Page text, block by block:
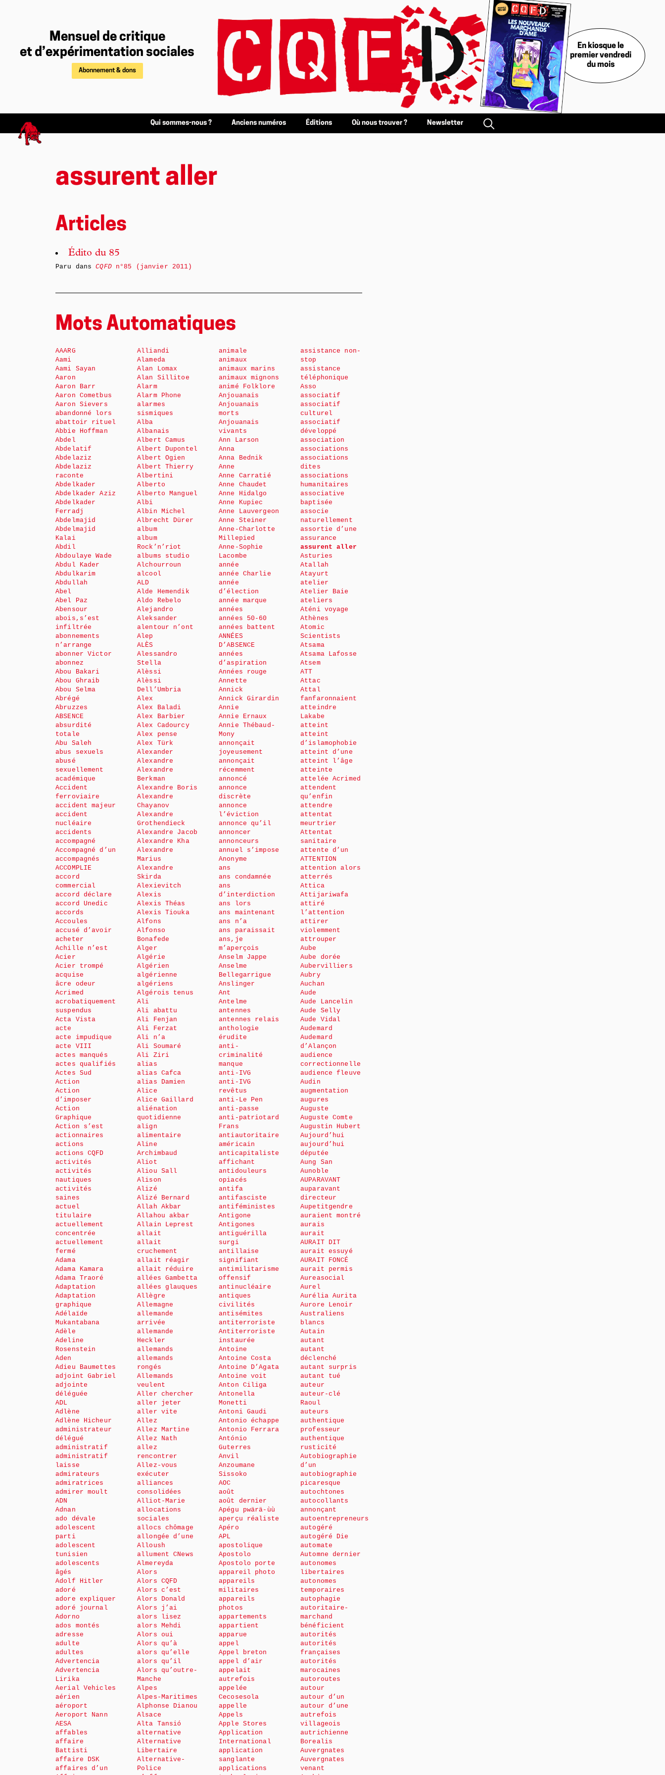
Mensuel de critique
et d’expérimentation sociales
Abonnement & dons
En kiosque le
premier vendredi
du mois
Qui sommes-nous ? Anciens numéros Éditions Où nous trouver ? Newsletter
assurent aller
Articles
Édito du 85
Paru dansCQFDn°85 (janvier 2011)
Mots Automatiques
AAARG
Aami
Aami Sayan
Aaron
Aaron Barr
Aaron Cometbus
Aaron Sievers
abandonné lors
abattoir rituel
Abbie Hoffman
Abdel
Abdelatif
Abdelaziz
Abdelaziz
raconte
Abdelkader
Abdelkader Aziz
Abdelkader
Ferradj
Abdelmajid
Abdelmajid
Kalai
Abdil
Abdoulaye Wade
Abdul Kader
Abdulkarim
Abdullah
Abel
Abel Paz
Abensour
abois,s’est
infiltrée
abonnements
n’arrange
abonner Victor
abonnez
Abou Bakari
Abou Ghraib
Abou Selma
Abrégé
Abruzzes
ABSENCE
absurdité
totale
Abu Saleh
abus sexuels
abusé
sexuellement
académique
Accident
ferroviaire
accident majeur
accident
nucléaire
accidents
accompagné
Accompagné d’un
accompagnés
ACCOMPLIE
accord
commercial
accord déclare
accord Unedic
accords
Accoules
accusé d’avoir
acheter
Achille n’est
Acier
Acier trompé
acquise
âcre odeur
Acrimed
acrobatiquement
suspendus
Acta Vista
acte
acte impudique
acte VIII
actes manqués
actes qualifiés
Actes Sud
Action
Action
d’imposer
Action
Graphique
Action s’est
actionnaires
actions
actions CQFD
activités
activités
nautiques
activités
saines
actuel
titulaire
actuellement
concentrée
actuellement
fermé
Adama
Adama Kamara
Adama Traoré
Adaptation
Adaptation
graphique
Adélaïde
Mukantabana
Adèle
Adeline
Rosenstein
Aden
Adieu Baumettes
adjoint Gabriel
adjointe
déléguée
ADL
Adlène
Adlène Hicheur
administrateur
délégué
administratif
administratif
laisse
admirateurs
admiratrices
admirer moult
ADN
Adnan
ado dévale
adolescent
parti
adolescent
tunisien
adolescents
âgés
Adolf Hitler
adoré
adore expliquer
adoré journal
Adorno
ados montés
adresse
adulte
adultes
Advertencia
Advertencia
Lirika
Aerial Vehicles
aérien
aéroport
Aeroport Nann
AESA
affables
affaire
Battisti
affaire DSK
affaires d’un
Alliandi
Alameda
Alan Lomax
Alan Sillitoe
Alarm
Alarm Phone
alarmes
sismiques
Alba
Albanais
Albert Camus
Albert Dupontel
Albert Ogien
Albert Thierry
Albertini
Alberto
Alberto Manguel
Albi
Albin Michel
Albrecht Dürer
album
album
Rock’n’riot
albums studio
Alchourroun
alcool
ALD
Alde Hemendik
Aldo Rebelo
Alejandro
Aleksander
alentour n’ont
Alep
ALÈS
Alessandro
Stella
Alèssi
Alèssi
Dell’Umbria
Alex
Alex Baladi
Alex Barbier
Alex Cadourcy
Alex pense
Alex Türk
Alexander
Alexandre
Alexandre
Berkman
Alexandre Boris
Alexandre
Chayanov
Alexandre
Grothendieck
Alexandre Jacob
Alexandre Kha
Alexandre
Marius
Alexandre
Skirda
Alexievitch
Alexis
Alexis Théas
Alexis Tiouka
Alfons
Alfonso
Bonafede
Alger
Algérie
Algérien
algérienne
algériens
Algérois tenus
Ali
Ali abattu
Ali Fenjan
Ali Ferzat
Ali n’a
Ali Soumaré
Ali Ziri
alias
alias Cafca
alias Damien
Alice
Alice Gaillard
aliénation
quotidienne
align
alimentaire
Aline
Archimbaud
Aliot
Aliou Sall
Alison
Alizé
Alizé Bernard
Allah Akbar
Allahou akbar
Allain Leprest
allait
allait
cruchement
allait réagir
allait réduire
allées Gambetta
allées glauques
Allègre
Allemagne
allemande
arrivée
allemande
Heckler
allemands
allemands
rongés
Allemands
veulent
Aller chercher
aller jeter
aller vite
Allez
Allez Martine
Allez Nath
allez
rencontrer
Allez-vous
exécuter
alliances
consolidées
Alliot-Marie
allocations
sociales
allocs chômage
allongée d’une
Alloush
allument CNews
Almereyda
Alors
Alors CQFD
Alors c’est
Alors Donald
Alors j’ai
alors lisez
alors Mehdi
Alors oui
Alors qu’à
alors qu’elle
alors qu’il
Alors qu’outre-
Manche
Alpes
Alpes-Maritimes
Alphonse Dianou
Alsace
Alta Tansió
alternative
Alternative
Libertaire
Alternative-
Police
animale
animaux
animaux marins
animaux mignons
animé Folklore
Anjouanais
Anjouanais
morts
Anjouanais
vivants
Ann Larson
Anna
Anna Bednik
Anne
Anne Carratié
Anne Chaudet
Anne Hidalgo
Anne Kupiec
Anne Lauvergeon
Anne Steiner
Anne-Charlotte
Millepied
Anne-Sophie
Lacombe
année
année Charlie
année
d’élection
année marque
années
années 50-60
années battent
ANNÉES
D’ABSENCE
années
d’aspiration
Années rouge
Annette
Annick
Annick Girardin
Annie
Annie Ernaux
Annie Thébaud-
Mony
annonçait
joyeusement
annonçait
récemment
annoncé
annonce
discrète
annonce
l’éviction
annonce qu’il
annoncer
annonceurs
annuel s’impose
Anonyme
ans
ans condamnée
ans
d’interdiction
ans lors
ans maintenant
ans n’a
ans paraissait
ans,je
m’aperçois
Anselm Jappe
Anselme
Bellegarrigue
Anslinger
Ant
Antelme
antennes
antennes relais
anthologie
érudite
anti-
criminalité
manque
anti-IVG
anti-IVG
revêtus
anti-Le Pen
anti-passe
anti-patriotard
Frans
antiautoritaire
américain
anticapitaliste
affichant
antidouleurs
opiacés
antifa
antifasciste
antiféministes
Antigone
Antigones
antiguérilla
surgi
antillaise
signifiant
antimilitarisme
offensif
antinucléaire
antiques
civilités
antisémites
antiterroriste
Antiterroriste
instaurée
Antoine
Antoine Costa
Antoine D’Agata
Antoine voit
Anton Ciliga
Antonella
Monetti
Antoni Gaudi
Antonio échappe
Antonio Ferrara
António
Guterres
Anvil
Anzoumane
Sissoko
AOC
août
août dernier
Apégu pwärä-ùù
aperçu réaliste
Apéro
APL
apostolique
Apostolo
Apostolo porte
appareil photo
appareils
militaires
appareils
photos
appartements
appartient
apparue
appel
Appel breton
appel d’air
appelait
autrefois
appelée
Cecosesola
appelle
Appels
Apple Stores
Application
International
application
sanglante
applications
assistance non-
stop
assistance
téléphonique
Asso
associatif
associatif
culturel
associatif
développé
association
associations
associations
dites
associations
humanitaires
associative
baptisée
associe
naturellement
assortie d’une
assurance
assurent aller
Asturies
Atallah
Atayurt
atelier
Atelier Baie
ateliers
Aténi voyage
Athènes
Atomic
Scientists
Atsama
Atsama Lafosse
Atsem
ATT
Attac
Attal
fanfaronnaient
atteindre
Lakabe
atteint
atteint
d’islamophobie
atteint d’une
atteint l’âge
atteinte
attelée Acrimed
attendent
qu’enfin
attendre
attentat
meurtrier
Attentat
sanitaire
attente d’un
ATTENTION
attention alors
atterrés
Attica
Attijariwafa
attiré
l’attention
attirer
violemment
attrouper
Aube
Aube dorée
Aubervilliers
Aubry
Auchan
Aude
Aude Lancelin
Aude Selly
Aude Vidal
Audemard
Audemard
d’Alançon
audience
correctionnelle
audience fleuve
Audin
augmentation
augures
Auguste
Auguste Comte
Augustin Hubert
Aujourd’hui
aujourd’hui
députée
Aung San
Aunoble
AUPARAVANT
auparavant
directeur
Aupetitgendre
auraient montré
aurais
aurait
AURAIT DIT
aurait essuyé
AURAIT FONCÉ
aurait permis
Aureasocial
Aurel
Aurélia Aurita
Aurore Lenoir
Australiens
blancs
Autain
autant
autant
déclenché
autant surpris
autant tué
auteur
auteur-clé
Raoul
auteurs
authentique
professeur
authentique
rusticité
Autobiographie
d’un
autobiographie
picaresque
autochtones
autocollants
annonçant
autoentrepreneurs
autogéré
autogéré Die
automate
Automne dernier
autonomes
libertaires
autonomes
temporaires
autophagie
autoritaire-
marchand
bénéficient
autorités
autorités
françaises
autorités
marocaines
autoroutes
autour
autour d’un
autour d’une
autrefois
villageois
autrichienne
Borealis
Auvergnates
Auvergnates
venant